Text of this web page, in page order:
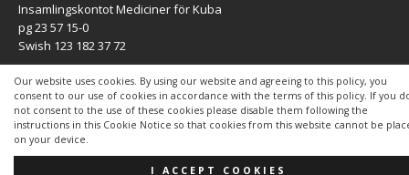
Our website uses cookies. By using our website and agreeing to this policy, you
consent to our use of cookies in accordance with the terms of this policy. If you
not consent to the use of these cookies please disable them following the
instructions in this Cookie Notice so that cookies from this website cannot be
on your device.
I ACCEPT COOKIES
Insamlingskontot Mediciner för Kuba
pg 23 57 15-0
Swish 123 182 37 72
KONTAKT
Kontaktuppgifter